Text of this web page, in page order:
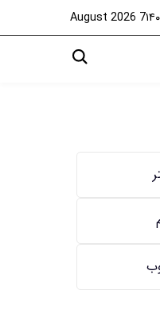
7 August 2026